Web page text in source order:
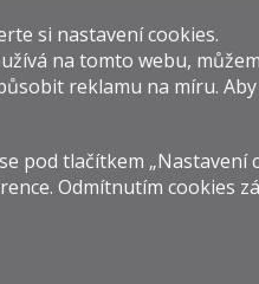
si nastavení cookies.
na tomto webu,
reklamu na míru. Aby
pod tlačítkem „Nastavení
Odmítnutím cookies